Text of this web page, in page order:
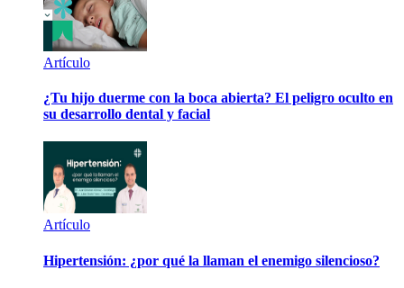
Artículo
¿Tu hijo duerme con la boca abierta? El peligro oculto en
su desarrollo dental y facial
Artículo
Hipertensión: ¿por qué la llaman el enemigo silencioso?